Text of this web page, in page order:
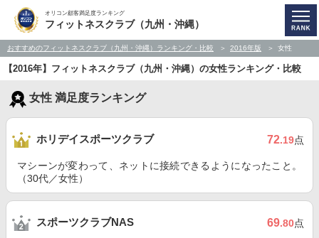
オリコン顧客満足度ランキング
フィットネスクラブ（九州・沖縄）
おすすめのフィットネスクラブ（九州・沖縄）ランキング・比較 2016年版 女性
【2016年】フィットネスクラブ（九州・沖縄）の女性ランキング・比較
女性 満足度ランキング
ホリデイスポーツクラブ 72.19点
マシーンが変わって、ネットに接続できるようになったこと。
（30代／女性）
スポーツクラブNAS 69.80点